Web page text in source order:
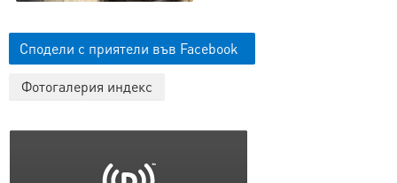
Сподели с приятели във Facebook
Фотогалерия индекс